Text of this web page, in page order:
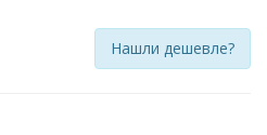
Нашли дешевле?